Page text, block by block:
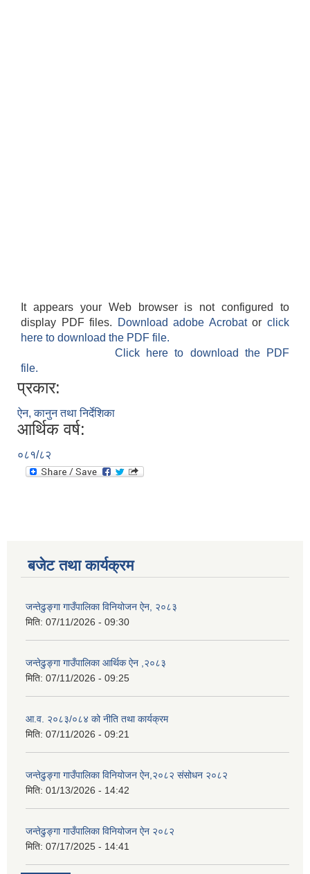
It appears your Web browser is not configured to
display PDF files.
Download adobe Acrobatorclick
here to download the PDF file.
Click here to download the PDF
file.
प्रकार:
ऐन, कानुन तथा निर्देशिका
आर्थिक वर्ष:
०८१/८२
बजेट तथा कार्यक्रम
जन्तेढुङ्गा गाउँपालिका विनियोजन ऐन, २०८३
मिति: 07/11/2026 - 09:30
जन्तेढुङ्गा गाउँपालिका आर्थिक ऐन ,२०८३
मिति: 07/11/2026 - 09:25
आ.व. २०८३/०८४ को नीति तथा कार्यक्रम
मिति: 07/11/2026 - 09:21
जन्तेढुङ्गा गाउँपालिका विनियोजन ऐन,२०८२ संसोधन २०८२
मिति: 01/13/2026 - 14:42
जन्तेढुङ्गा गाउँपालिका विनियोजन ऐन २०८२
मिति: 07/17/2025 - 14:41